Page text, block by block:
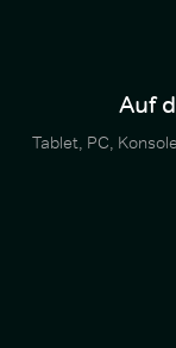
Auf
Tablet, PC,